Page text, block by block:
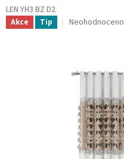
LEN YH3 BZ D2
Akce Tip
Průměrné
z
hvězdiček.
Neohodnoceno